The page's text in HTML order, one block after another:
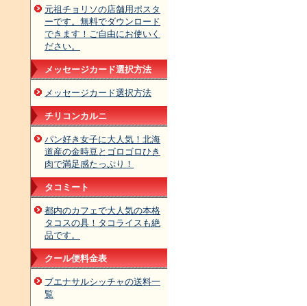
元祖チョリソの店舗用ポスタ
ーです。無料でダウンロード
できます！ご自由にお使いく
ださい。
メッセージカード選択方法
メッセージカード選択方法
チリコンカルニ
パン好き女子に大人気！北海
道産の金時豆とゴロゴロひき
肉で満足感たっぷり！
タコミート
都内のカフェで大人気の本格
タコスの具！タコライスも絶
品です。
クール便料金表
ブエナサルシッチャの送料一
覧